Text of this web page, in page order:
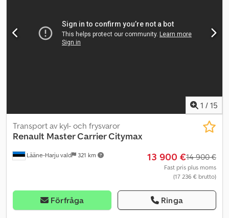
ton) från 2017 till salu. Fordonet fungerar enligt ägaren utan
problem. Låg körsträcka och är i gott skick. Leveransklar. Km: 26
000 Hk: 177 Besiktigad: Ja EU-godkänd till: 22.01.2027 Egenvikt: 4
1 / 15
Lääne-Harju vald 321 km
Transport av kyl- och frysvaror
Renault Master Carrier Citymax
13 900 €14 900 €
Fast pris plus moms
(17 236 € brutto)
Förfråga Ringa